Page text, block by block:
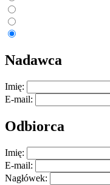
Nadawca
Imię:
E-mail:
Odbiorca
Imię:
E-mail:
Nagłówek: